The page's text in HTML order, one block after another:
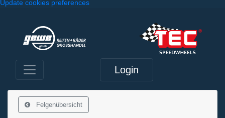
Update cookies preferences
Login
Felgenübersicht